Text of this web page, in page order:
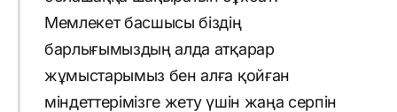
Мемлекет басшысы біздің
барлығымыздың алда атқарар
жұмыстарымыз бен алға қойған
міндеттерімізге жету үшін жаңа серпін